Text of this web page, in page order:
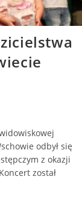
odbył się
z okazji
został